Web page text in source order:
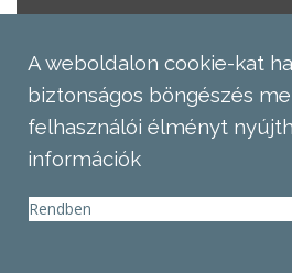
A weboldalon cookie-kat
biztonságos böngészés
felhasználói élményt
információk
Rendben